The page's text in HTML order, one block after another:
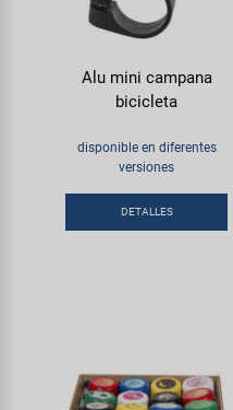
Alu mini campana
bicicleta
disponible en diferentes
versiones
DETALLES